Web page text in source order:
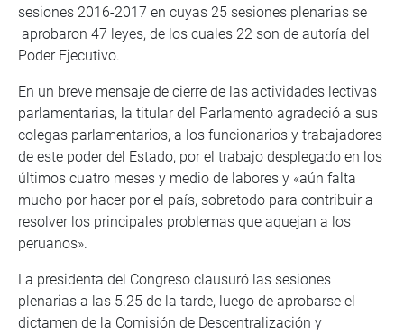
sesiones 2016-2017 en cuyas 25 sesiones plenarias se
aprobaron 47 leyes, de los cuales 22 son de autoría del
Poder Ejecutivo.
En un breve mensaje de cierre de las actividades lectivas
parlamentarias, la titular del Parlamento agradeció a sus
colegas parlamentarios, a los funcionarios y trabajadores
de este poder del Estado, por el trabajo desplegado en los
últimos cuatro meses y medio de labores y «aún falta
mucho por hacer por el país, sobretodo para contribuir a
resolver los principales problemas que aquejan a los
peruanos».
La presidenta del Congreso clausuró las sesiones
plenarias a las 5.25 de la tarde, luego de aprobarse el
dictamen de la Comisión de Descentralización y